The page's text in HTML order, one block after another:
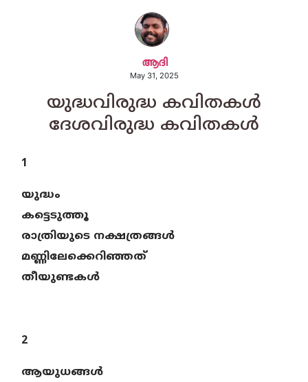
ആദി
May 31, 2025
യുദ്ധവിരുദ്ധ കവിതകള്‍
ദേശവിരുദ്ധ കവിതകള്‍
1
യുദ്ധം
കട്ടെടുത്തൂ
രാത്രിയുടെ നക്ഷത്രങ്ങള്‍
മണ്ണിലേക്കെറിഞ്ഞത്
തീയുണ്ടകള്‍
2
ആയുധങ്ങള്‍